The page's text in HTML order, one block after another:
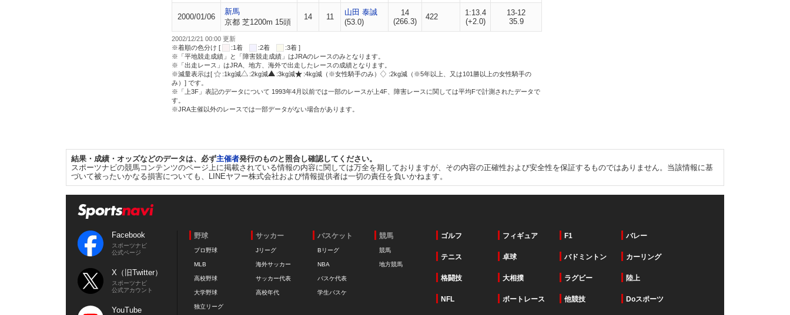
2000/01/06
新馬
京都 芝1200m 15頭
14 11
山田 泰誠
(53.0)
14
(266.3)
422
1:13.4
(+2.0)
13-12
35.9
2002/12/21 00:00 更新
※着順の色分け [
:1着 :2着
:3着 ]
※「平地競走成績」と「障害競走成績」はJRAのレースのみとなります。
※「出走レース」はJRA、地方、海外で出走したレースの成績となります。
※減量表示は[
:1kg減 :2kg減 :3kg減 :4kg減（※女性騎手のみ）
:2kg減（※5年以上、又は101勝以上の女性騎手の
み）] です。
※「上3F」表記のデータについて 1993年4月以前では一部のレースが上4F、障害レースに関しては平均Fで計測されたデータで
す。
※JRA主催以外のレースでは一部データがない場合があります。
結果・成績・オッズなどのデータは、必ず主催者発行のものと照合し確認してください。
スポーツナビの競馬コンテンツのページ上に掲載されている情報の内容に関しては万全を期しておりますが、その内容の正確性および安全性を保証するものではありません。当該情報に基
づいて被ったいかなる損害についても、LINEヤフー株式会社および情報提供者は一切の責任を負いかねます。
Facebook
スポーツナビ
公式ページ
X（旧Twitter）
スポーツナビ
公式アカウント
YouTube
野球
プロ野球
MLB
高校野球
大学野球
独立リーグ
サッカー
Jリーグ
海外サッカー
サッカー代表
高校年代
バスケット
Bリーグ
NBA
バスケ代表
学生バスケ
競馬
競馬
地方競馬
ゴルフ フィギュア F1 バレー
テニス 卓球 バドミントン カーリング
格闘技 大相撲 ラグビー 陸上
NFL ボートレース 他競技 Doスポーツ